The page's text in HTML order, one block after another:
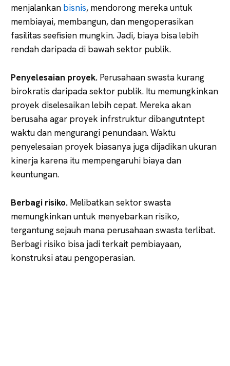
menjalankan bisnis, mendorong mereka untuk
membiayai, membangun, dan mengoperasikan
fasilitas seefisien mungkin. Jadi, biaya bisa lebih
rendah daripada di bawah sektor publik.
Penyelesaian proyek. Perusahaan swasta kurang
birokratis daripada sektor publik. Itu memungkinkan
proyek diselesaikan lebih cepat. Mereka akan
berusaha agar proyek infrstruktur dibangutntept
waktu dan mengurangi penundaan. Waktu
penyelesaian proyek biasanya juga dijadikan ukuran
kinerja karena itu mempengaruhi biaya dan
keuntungan.
Berbagi risiko. Melibatkan sektor swasta
memungkinkan untuk menyebarkan risiko,
tergantung sejauh mana perusahaan swasta terlibat.
Berbagi risiko bisa jadi terkait pembiayaan,
konstruksi atau pengoperasian.